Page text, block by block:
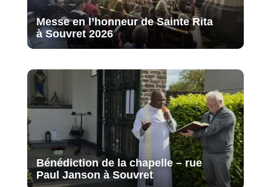
Messe en l’honneur de Sainte Rita
à Souvret 2026
Bénédiction de la chapelle – rue
Paul Janson à Souvret